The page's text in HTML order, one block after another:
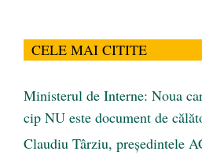
CELE MAI CITITE
Ministerul de Interne: Noua
cip NU este document de
Claudiu Târziu, președintele